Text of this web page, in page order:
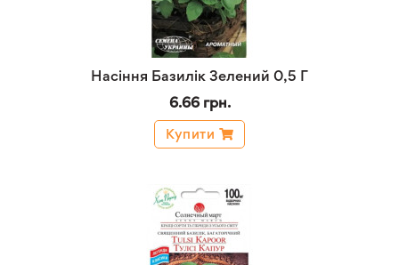
Насіння Базилік Зелений 0,5 Г
6.66 грн.
Купити